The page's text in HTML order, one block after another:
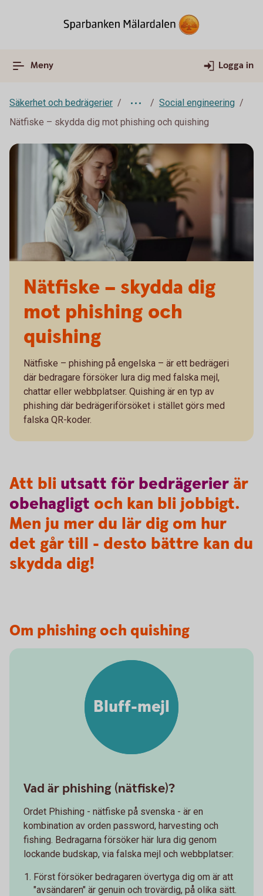
Meny Logga in
Säkerhet och bedrägerier
Social engineering
Nätfiske – skydda dig mot phishing och quishing
Nätfiske – skydda dig
mot phishing och
quishing
Nätfiske – phishing på engelska – är ett bedrägeri
där bedragare försöker lura dig med falska mejl,
chattar eller webbplatser. Quishing är en typ av
phishing där bedrägeriförsöket i stället görs med
falska QR-koder.
Att bli utsatt för bedrägerier är
obehagligt och kan bli jobbigt.
Men ju mer du lär dig om hur
det går till - desto bättre kan du
skydda dig!
Om phishing och quishing
Bluff-mejl
Vad är phishing (nätfiske)?
Ordet Phishing - nätfiske på svenska - är en
kombination av orden password, harvesting och
fishing. Bedragarna försöker här lura dig genom
lockande budskap, via falska mejl och webbplatser:
Först försöker bedragaren övertyga dig om är att
"avsändaren" är genuin och trovärdig, på olika sätt.